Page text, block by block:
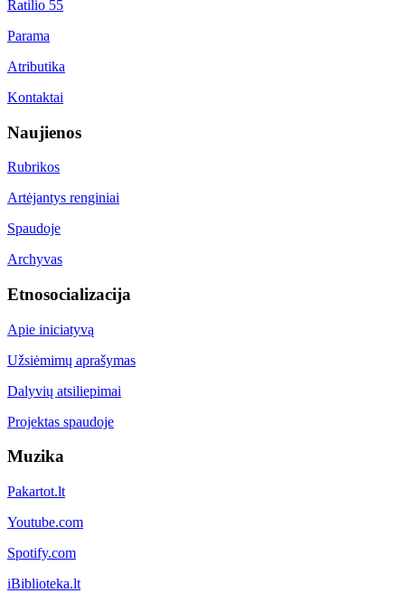
Ratilio 55
Parama
Atributika
Kontaktai
Naujienos
Rubrikos
Artėjantys renginiai
Spaudoje
Archyvas
Etnosocializacija
Apie iniciatyvą
Užsiėmimų aprašymas
Dalyvių atsiliepimai
Projektas spaudoje
Muzika
Pakartot.lt
Youtube.com
Spotify.com
iBiblioteka.lt